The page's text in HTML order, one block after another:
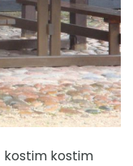
kostim kostim